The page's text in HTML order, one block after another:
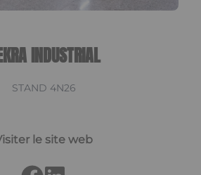
INDUSTRIAL
STAND 4N26
le site web